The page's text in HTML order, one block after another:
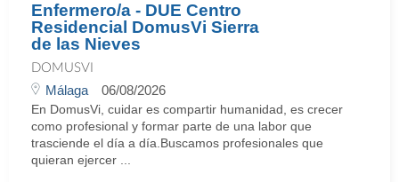
Enfermero/a - DUE Centro
Residencial DomusVi Sierra
de las Nieves
DOMUSVI
Málaga 06/08/2026
En DomusVi, cuidar es compartir humanidad, es crecer
como profesional y formar parte de una labor que
trasciende el día a día.Buscamos profesionales que
quieran ejercer ...